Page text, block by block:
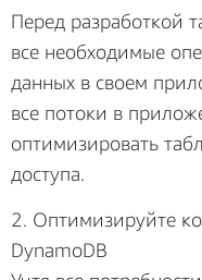
Перед разработкой
все необходимые
данных в своем
все потоки в
оптимизировать
доступа.
2. Оптимизируйте
DynamoDB